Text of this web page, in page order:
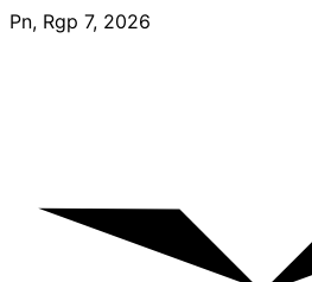
Skip
Pn, Rgp 7, 2026